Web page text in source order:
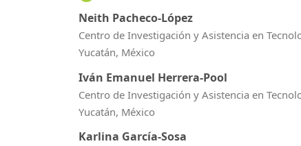
Neith Pacheco-López
Centro de Investigación y Asistencia en
Yucatán, México
Iván Emanuel Herrera-Pool
Centro de Investigación y Asistencia en
Yucatán, México
Karlina García-Sosa